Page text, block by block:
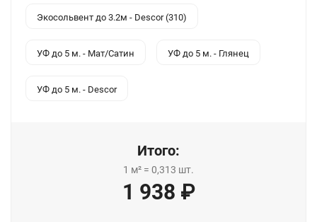
Экосольвент до 3.2м - Descor (310)
УФ до 5 м. - Мат/Сатин УФ до 5 м. - Глянец
УФ до 5 м. - Descor
Итого:
1 м² = 0,313 шт.
1 938 ₽